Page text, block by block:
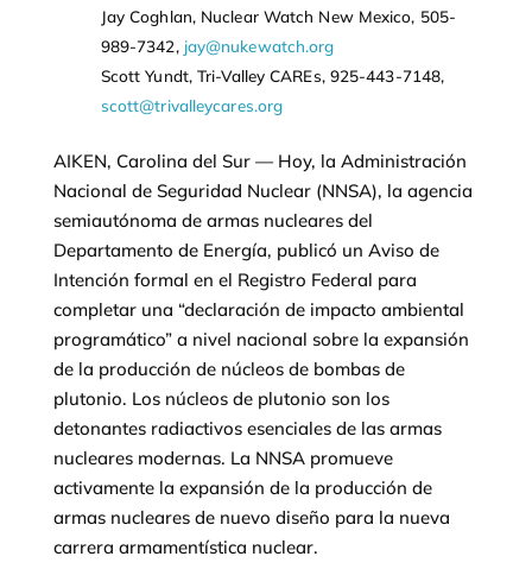
Jay Coghlan, Nuclear Watch New Mexico, 505-
989-7342, jay@nukewatch.org
Scott Yundt, Tri-Valley CAREs, 925-443-7148,
scott@trivalleycares.org
AIKEN, Carolina del Sur — Hoy, la Administración
Nacional de Seguridad Nuclear (NNSA), la agencia
semiautónoma de armas nucleares del
Departamento de Energía, publicó un Aviso de
Intención formal en el Registro Federal para
completar una “declaración de impacto ambiental
programático” a nivel nacional sobre la expansión
de la producción de núcleos de bombas de
plutonio. Los núcleos de plutonio son los
detonantes radiactivos esenciales de las armas
nucleares modernas. La NNSA promueve
activamente la expansión de la producción de
armas nucleares de nuevo diseño para la nueva
carrera armamentística nuclear.